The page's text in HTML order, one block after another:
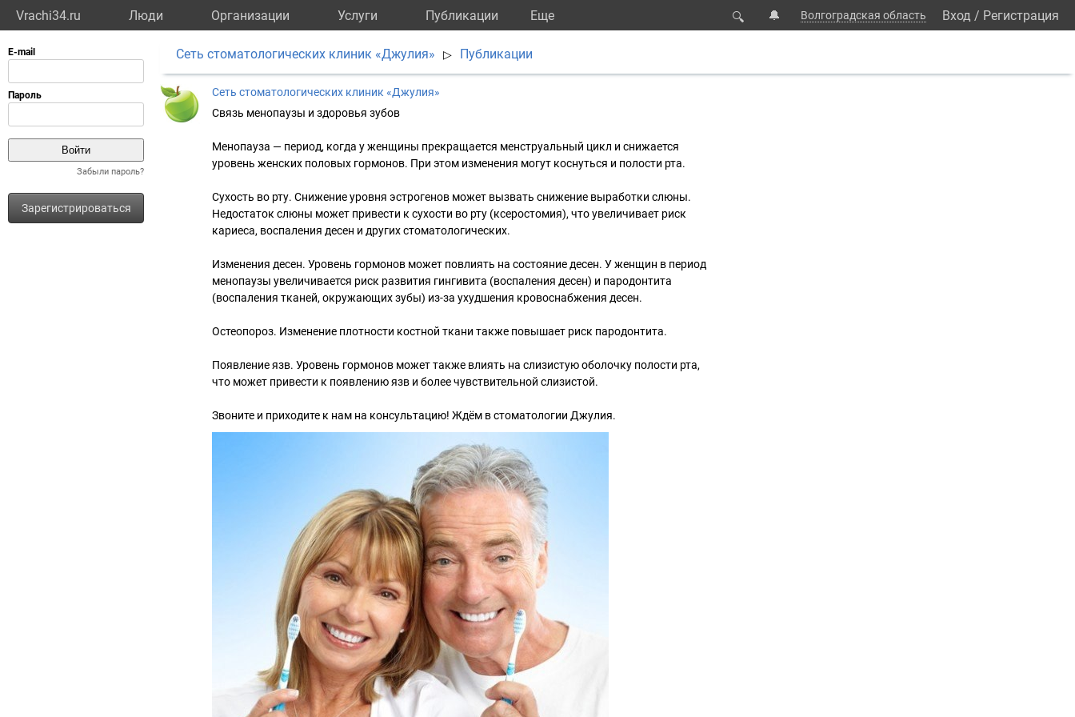
Vrachi34.ru Люди Организации Услуги Публикации Eще 🔍 🔔 Волгоградская область Вход / Регистрация
Забыли пароль?
Зарегистрироваться
Сеть стоматологических клиник «Джулия» ▷ Публикации
Сеть стоматологических клиник «Джулия»
Связь менопаузы и здоровья зубов
Менопауза — период, когда у женщины прекращается менструальный цикл и снижается
уровень женских половых гормонов. При этом изменения могут коснуться и полости рта.
Сухость во рту. Снижение уровня эстрогенов может вызвать снижение выработки слюны.
Недостаток слюны может привести к сухости во рту (ксеростомия), что увеличивает риск
кариеса, воспаления десен и других стоматологических.
Изменения десен. Уровень гормонов может повлиять на состояние десен. У женщин в период
менопаузы увеличивается риск развития гингивита (воспаления десен) и пародонтита
(воспаления тканей, окружающих зубы) из-за ухудшения кровоснабжения десен.
Остеопороз. Изменение плотности костной ткани также повышает риск пародонтита.
Появление язв. Уровень гормонов может также влиять на слизистую оболочку полости рта,
что может привести к появлению язв и более чувствительной слизистой.
Звоните и приходите к нам на консультацию! Ждём в стоматологии Джулия.